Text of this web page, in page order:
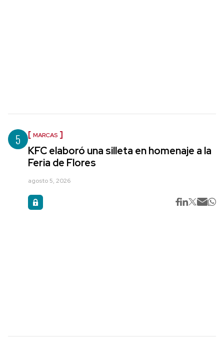
5 MARCAS
KFC elaboró una silleta en homenaje a la
Feria de Flores
agosto 5, 2026